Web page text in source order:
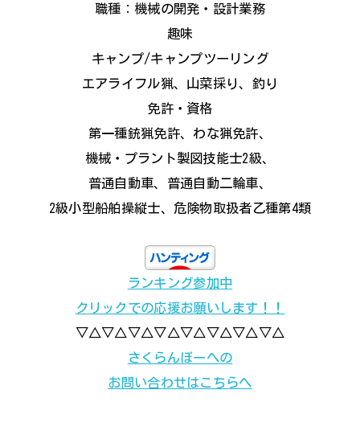
職種：機械の開発・設計業務
趣味
キャンプ/キャンプツーリング
エアライフル猟、山菜採り、釣り
免許・資格
第一種銃猟免許、わな猟免許、
機械・プラント製図技能士2級、
普通自動車、普通自動二輪車、
2級小型船舶操縦士、危険物取扱者乙種第4類
ランキング参加中
クリックでの応援お願いします！！
▽△▽△▽△▽△▽△▽△▽△▽△
さくらんぼーへの
お問い合わせはこちらへ